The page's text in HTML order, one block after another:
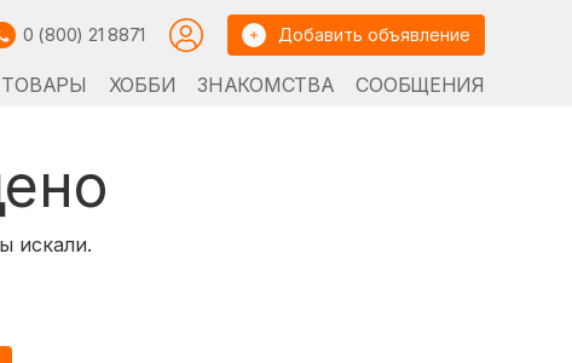
0 (800) 21 8871 Добавить объявление
ТОВАРЫ ХОББИ ЗНАКОМСТВА СООБЩЕНИЯ
искали.